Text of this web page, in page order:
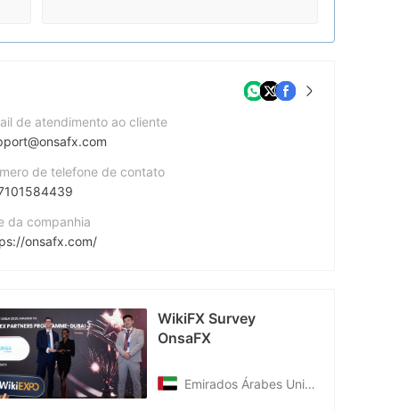
de atendimento ao cliente
de telefone de contato
da companhia
onsafx.com/
WikiFX Survey
OnsaFX
Emirados Árabes Unidos